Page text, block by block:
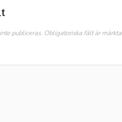
publiceras. Obligatoriska fält är märkta